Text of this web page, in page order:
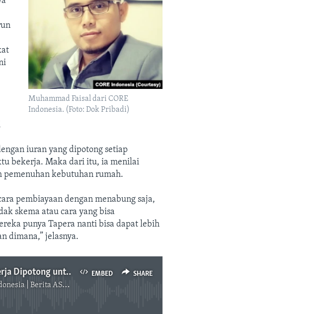
Muhammad Faisal dari CORE
Indonesia. (Foto: Dok Pribadi)
iuran yang dipotong setiap
bekerja. Maka dari itu, ia menilai
pemenuhan kebutuhan rumah.
pembiayaan dengan menabung saja,
skema atau cara yang bisa
punya Tapera nanti bisa dapat lebih
dimana,” jelasnya.
EMBED SHARE
Gaji Pekerja Dipotong untuk Tapera, Mampukah Menyelesaikan Permasalahan Kebutuhan Rumah?
AS, Dunia, Indonesia, Diaspora Indonesia di AS
available